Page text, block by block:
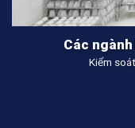
Các
Kiểm